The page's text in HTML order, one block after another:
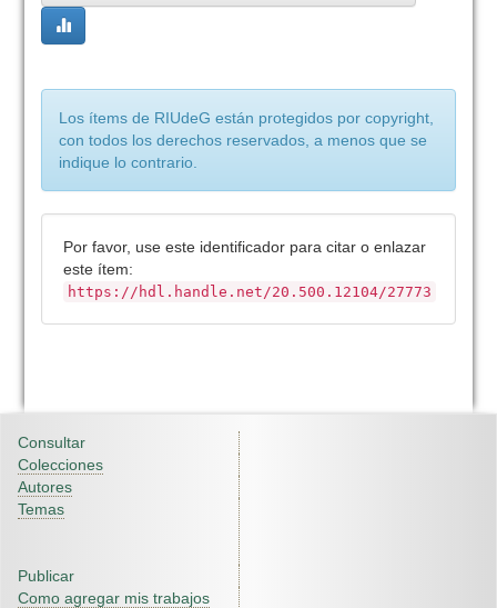
Los ítems de RIUdeG están protegidos por copyright,
con todos los derechos reservados, a menos que se
indique lo contrario.
Por favor, use este identificador para citar o enlazar
este ítem:
https://hdl.handle.net/20.500.12104/27773
Consultar
Colecciones
Autores
Temas
Publicar
Como agregar mis trabajos